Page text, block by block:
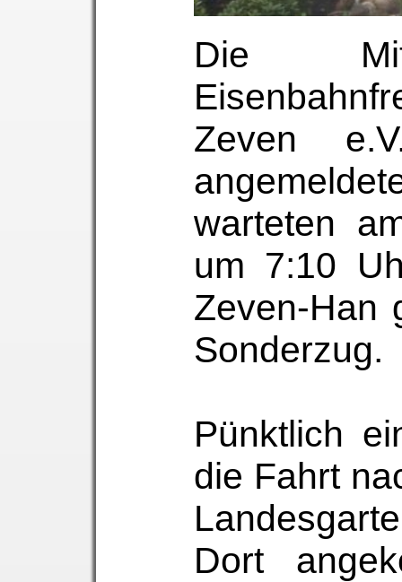
Die
Zeven
warteten
um 7:10
Zeven-Han
Sonderzug.
Pünktlich
die Fahrt
Dort